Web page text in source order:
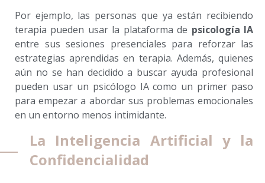
Por ejemplo, las personas que ya están recibiendo
terapia pueden usar la plataforma de psicología IA
entre sus sesiones presenciales para reforzar las
estrategias aprendidas en terapia. Además, quienes
aún no se han decidido a buscar ayuda profesional
pueden usar un psicólogo IA como un primer paso
para empezar a abordar sus problemas emocionales
en un entorno menos intimidante.
La Inteligencia Artificial y la
Confidencialidad